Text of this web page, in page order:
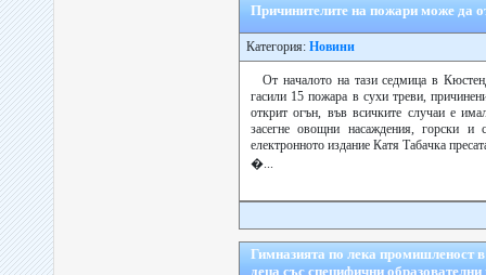
Причинителите на пожари може да
Категория: Новини
От началото на тази седмица в
гасили 15 пожара в сухи треви,
открит огън, във всичките случаи е
засегне овощни насаждения, горски и
електронното издание Катя Табачка
�...
Гимназията по лека промишленост
деца със специфични образователни